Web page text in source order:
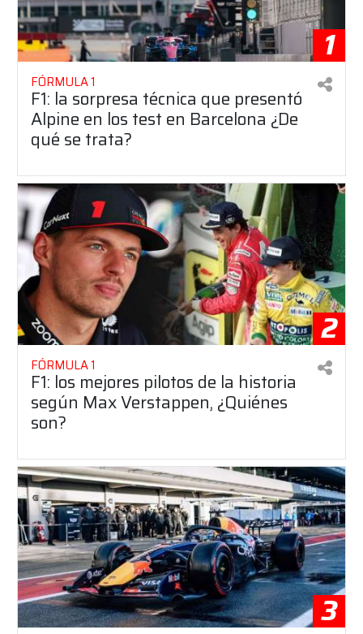
1
FÓRMULA 1
F1: la sorpresa técnica que presentó
Alpine en los test en Barcelona ¿De
qué se trata?
2
FÓRMULA 1
F1: los mejores pilotos de la historia
según Max Verstappen, ¿Quiénes
son?
3